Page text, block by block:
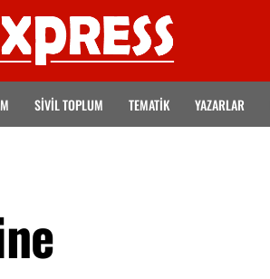
SİVİL TOPLUM TEMATIK YAZARLAR